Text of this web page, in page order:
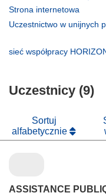
Strona internetowa
Uczestnictwo w unijnych
otworzy
nowym
sieć współpracy
Uczestnicy (9)
Sortuj
alfabetycznie
ASSISTANCE